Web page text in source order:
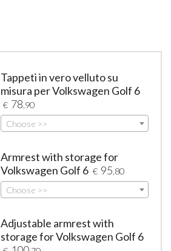
Tappeti in vero velluto su
misura per Volkswagen Golf 6
€ 78 ,90
Choose >>
Armrest with storage for
Volkswagen Golf 6 € 95 ,80
Choose >>
Adjustable armrest with
storage for Volkswagen Golf 6